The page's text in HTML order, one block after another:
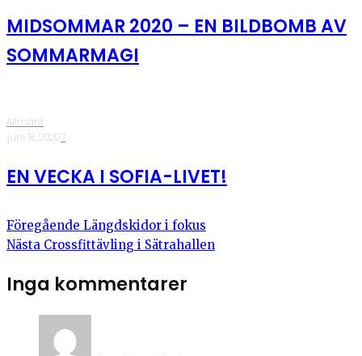
MIDSOMMAR 2020 – EN BILDBOMB AV
SOMMARMAGI
Allmänt
·juni 18, 2020·7
EN VECKA I SOFIA-LIVET!
Föregående Längdskidor i fokus
Nästa Crossfittävling i Sätrahallen
Inga kommentarer